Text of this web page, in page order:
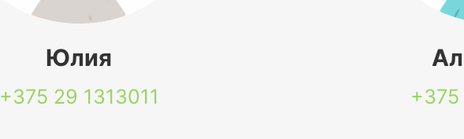
Юлия
+375 29 1313011